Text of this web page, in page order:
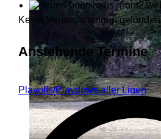
Keine Veranstaltungen gefunden
Anstehende Termine
Playoffs/Playdows aller Ligen